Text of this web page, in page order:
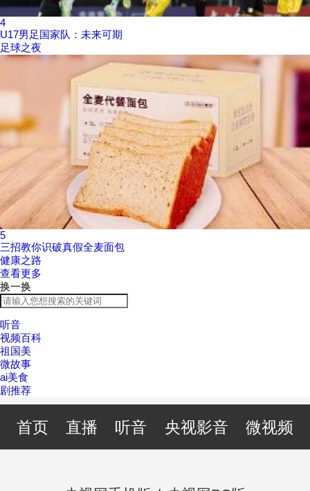
4
U17男足国家队：未来可期
足球之夜
5
三招教你识破真假全麦面包
健康之路
查看更多
换一换
听音
视频百科
祖国美
微故事
ai美食
剧推荐
首页 直播 听音 央视影音 微视频